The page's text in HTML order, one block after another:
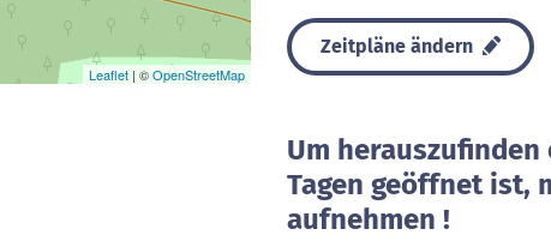
Leaflet | ©OpenStreetMap
Zeitpläne ändern
Um
Tagen geöffnet ist,
aufnehmen !